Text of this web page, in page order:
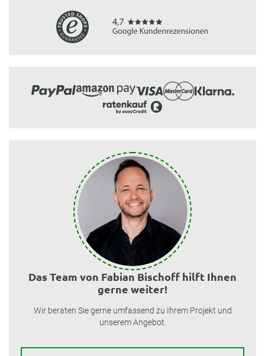
Das Team von Fabian Bischoff hilft Ihnen
gerne weiter!
Wir beraten Sie gerne umfassend zu Ihrem Projekt und
unserem Angebot.